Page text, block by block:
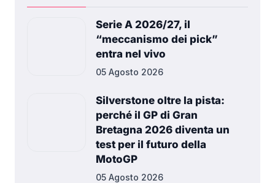
Serie A 2026/27, il
“meccanismo dei pick”
entra nel vivo
05 Agosto 2026
Silverstone oltre la pista:
perché il GP di Gran
Bretagna 2026 diventa un
test per il futuro della
MotoGP
05 Agosto 2026